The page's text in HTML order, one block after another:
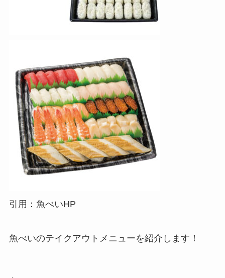
引用：魚べいHP
魚べいのテイクアウトメニューを紹介します！